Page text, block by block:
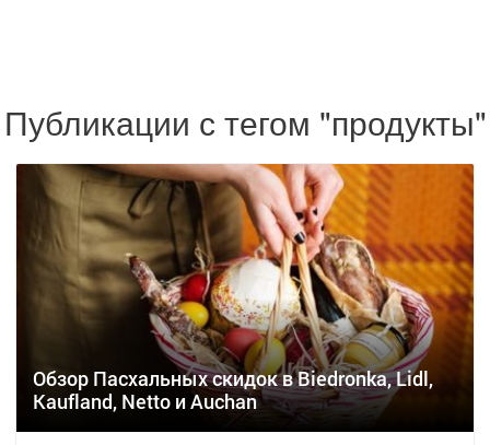
Публикации с тегом "продукты"
Обзор Пасхальных скидок в Biedronka, Lidl,
Kaufland, Netto и Auchan